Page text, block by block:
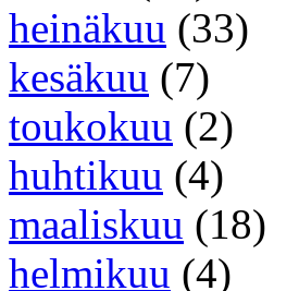
heinäkuu (33)
kesäkuu (7)
toukokuu (2)
huhtikuu (4)
maaliskuu (18)
helmikuu (4)